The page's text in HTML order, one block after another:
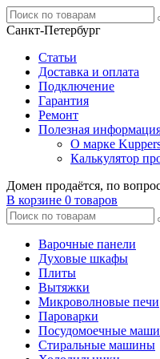
Санкт-Петербург
Статьи
Доставка и оплата
Подключение
Гарантия
Ремонт
Полезная
О марке
Калькулятор
Домен продаётся, по
В корзине 0 товаров
Варочные панели
Духовые шкафы
Плиты
Вытяжки
Микроволновые печи
Пароварки
Посудомоечные
Стиральные машины